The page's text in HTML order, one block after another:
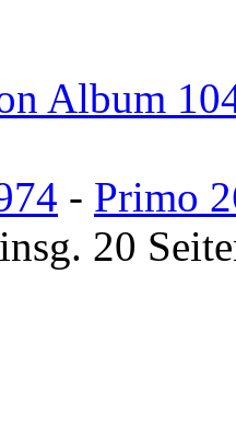
Album
- Primo
20